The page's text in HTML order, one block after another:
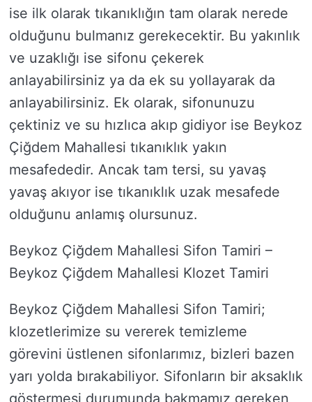
ise ilk olarak tıkanıklığın tam olarak nerede
olduğunu bulmanız gerekecektir. Bu yakınlık
ve uzaklığı ise sifonu çekerek
anlayabilirsiniz ya da ek su yollayarak da
anlayabilirsiniz. Ek olarak, sifonunuzu
çektiniz ve su hızlıca akıp gidiyor ise Beykoz
Çiğdem Mahallesi tıkanıklık yakın
mesafededir. Ancak tam tersi, su yavaş
yavaş akıyor ise tıkanıklık uzak mesafede
olduğunu anlamış olursunuz.
Beykoz Çiğdem Mahallesi Sifon Tamiri –
Beykoz Çiğdem Mahallesi Klozet Tamiri
Beykoz Çiğdem Mahallesi Sifon Tamiri;
klozetlerimize su vererek temizleme
görevini üstlenen sifonlarımız, bizleri bazen
yarı yolda bırakabiliyor. Sifonların bir aksaklık
göstermesi durumunda bakmamız gereken